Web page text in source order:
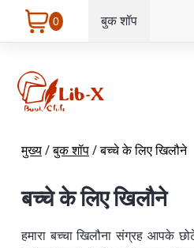
0 बुक शॉप
मुख्य/बुक शॉप/बच्चे के लिए खिलौने
बच्चे के लिए खिलौने
हमारा बच्चा खिलौना संग्रह आपके